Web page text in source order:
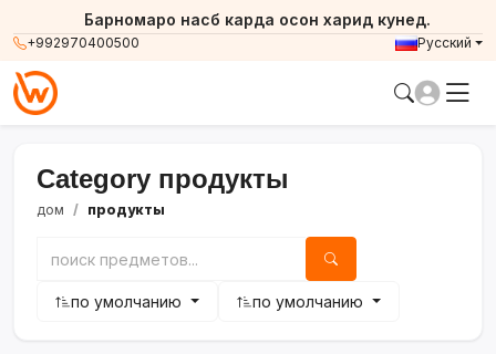
+992970400500
Барномаро насб карда осон харид кунед.
Русский
Category продукты
дом продукты
по умолчанию по умолчанию